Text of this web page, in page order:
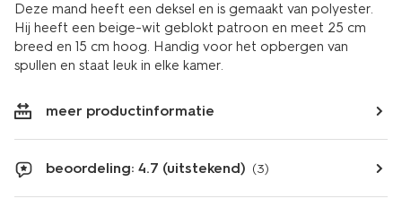
Deze mand heeft een deksel en is gemaakt van polyester.
Hij heeft een beige-wit geblokt patroon en meet 25 cm
breed en 15 cm hoog. Handig voor het opbergen van
spullen en staat leuk in elke kamer.
meer productinformatie
beoordeling: 4.7 (uitstekend) (3)